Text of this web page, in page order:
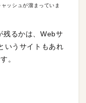
ッシュが溜まっていま
残るかは、Webサ
いうサイトもあれ
。